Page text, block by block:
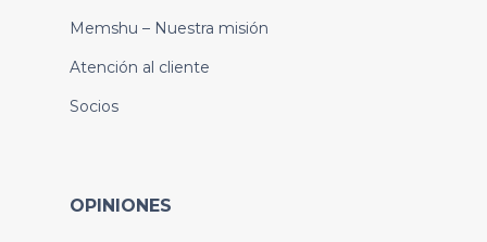
Memshu – Nuestra misión
Atención al cliente
Socios
OPINIONES